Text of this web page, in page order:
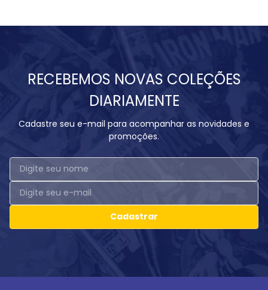
RECEBEMOS NOVAS COLEÇÕES
DIARIAMENTE
Cadastre seu e-mail para acompanhar as novidades e
promoções.
Cadastrar